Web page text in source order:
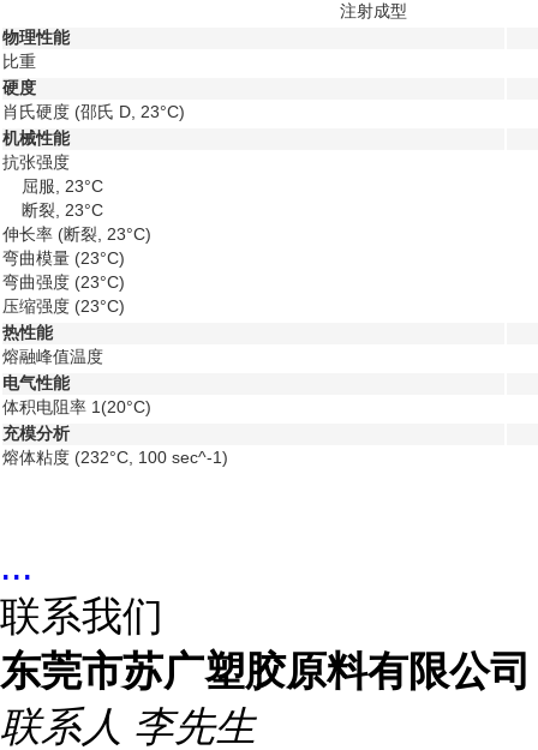
注射成型
物理性能
比重
硬度
肖氏硬度 (邵氏 D, 23°C)
机械性能
抗张强度
屈服, 23°C
断裂, 23°C
伸长率 (断裂, 23°C)
弯曲模量 (23°C)
弯曲强度 (23°C)
压缩强度 (23°C)
热性能
熔融峰值温度
电气性能
体积电阻率 1 (20°C)
充模分析
熔体粘度 (232°C, 100 sec^-1)
...
联系我们
东莞市苏广塑胶原料有限公司
联系人 李先生